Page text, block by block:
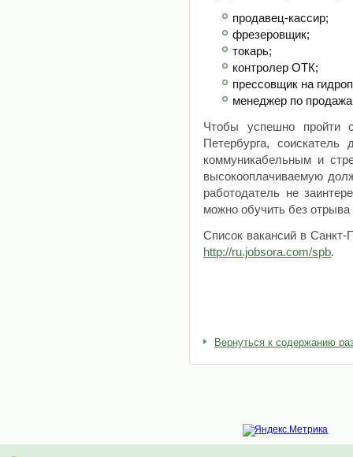
продавец-кассир;
фрезеровщик;
токарь;
контролер ОТК;
прессовщик на
менеджер по
Чтобы успешно пройти
Петербурга,
коммуникабельным и
высокооплачиваемую
работодатель не
можно обучить без отрыва
Список вакансий в Санкт-
http://ru.jobsora.com/spb.
Вернуться к содержанию